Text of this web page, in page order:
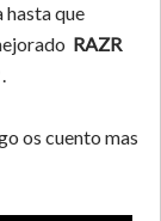
hasta que
RAZR
.
os cuento mas